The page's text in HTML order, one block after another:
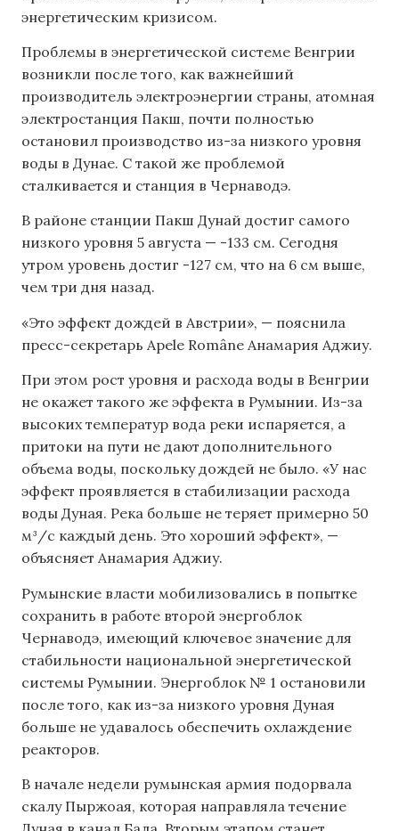
энергетическим кризисом.
Проблемы в энергетической системе Венгрии
возникли после того, как важнейший
производитель электроэнергии страны, атомная
электростанция Пакш, почти полностью
остановил производство из-за низкого уровня
воды в Дунае. С такой же проблемой
сталкивается и станция в Чернаводэ.
В районе станции Пакш Дунай достиг самого
низкого уровня 5 августа — -133 см. Сегодня
утром уровень достиг -127 см, что на 6 см выше,
чем три дня назад.
«Это эффект дождей в Австрии», — пояснила
пресс-секретарь Apele Române Анамария Аджиу.
При этом рост уровня и расхода воды в Венгрии
не окажет такого же эффекта в Румынии. Из-за
высоких температур вода реки испаряется, а
притоки на пути не дают дополнительного
объема воды, поскольку дождей не было. «У нас
эффект проявляется в стабилизации расхода
воды Дуная. Река больше не теряет примерно 50
м³/с каждый день. Это хороший эффект», —
объясняет Анамария Аджиу.
Румынские власти мобилизовались в попытке
сохранить в работе второй энергоблок
Чернаводэ, имеющий ключевое значение для
стабильности национальной энергетической
системы Румынии. Энергоблок № 1 остановили
после того, как из-за низкого уровня Дуная
больше не удавалось обеспечить охлаждение
реакторов.
В начале недели румынская армия подорвала
скалу Пыржоая, которая направляла течение